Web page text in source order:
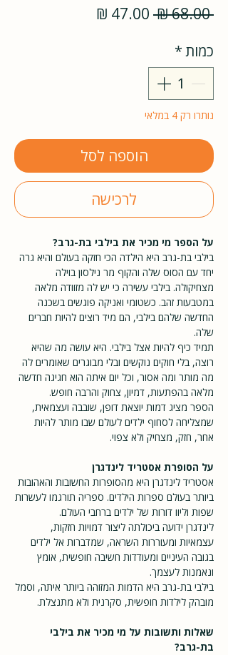
‏68.00 ‏₪
מחיר
כמות*
נותרו רק 4 במלאי
הוספה לסל
לרכישה
על הספר מי מכיר את בילבי בת-גרב?
בילבי בת-גרב היא הילדה הכי חזקה בעולם והיא גרה
יחד עם הסוס שלה והקוף מר נילסון בוילה
מצחיקולה. בילבי עשירה כי יש לה מזוודה מלאה
במטבעות זהב. כשטומי ואניקה פוגשים בשכנה
החדשה שלהם בילבי, הם מיד רוצים להיות חברים
שלה.
תמיד כיף להיות אצל בילבי. היא עושה מה שהיא
רוצה, בלי חוקים נוקשים ובלי מבוגרים שאומרים לה
מה מותר ומה אסור, וכל יום איתה הוא חגיגה חדשה
מלאה בהפתעות, דמיון, צחוק והרבה חופש.
הספר מציג דמות יוצאת דופן, שובבה ועצמאית,
שמצליחה לסחוף ילדים לעולם שבו מותר להיות
אחר, חזק, מצחיק ולא צפוי.
על הסופרת אסטריד לינדגרן
אסטריד לינדגרן היא מהסופרות החשובות והאהובות
ביותר בעולם ספרות הילדים. ספריה תורגמו לעשרות
שפות וליוו דורות של ילדים ברחבי העולם.
לינדגרן ידועה ביכולתה ליצור דמויות חזקות,
עצמאיות ומעוררות השראה, שמדברות אל ילדים
בגובה העיניים ומעודדות חשיבה חופשית, אומץ
ונאמנות לעצמך.
בילבי בת-גרב היא הדמות המזוהה ביותר איתה, וסמל
מובהק לילדות חופשית, סקרנית ולא מתנצלת.
שאלות ותשובות על מי מכיר את בילבי
בת-גרב?